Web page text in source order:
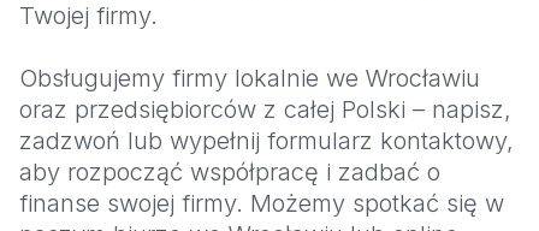
Twojej firmy.
Obsługujemy firmy lokalnie we Wrocławiu
oraz przedsiębiorców z całej Polski – napisz,
zadzwoń lub wypełnij formularz kontaktowy,
aby rozpocząć współpracę i zadbać o
finanse swojej firmy. Możemy spotkać się w